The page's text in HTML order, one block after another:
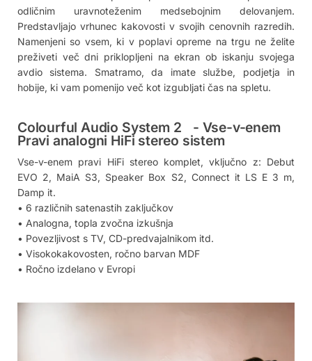
odličnim uravnoteženim medsebojnim delovanjem.
Predstavljajo vrhunec kakovosti v svojih cenovnih razredih.
Namenjeni so vsem, ki v poplavi opreme na trgu ne želite
preživeti več dni priklopljeni na ekran ob iskanju svojega
avdio sistema. Smatramo, da imate službe, podjetja in
hobije, ki vam pomenijo več kot izgubljati čas na spletu.
Colourful Audio System 2 - Vse-v-enem
Pravi analogni HiFi stereo sistem
Vse-v-enem pravi HiFi stereo komplet, vključno z: Debut
EVO 2, MaiA S3, Speaker Box S2, Connect it LS E 3 m,
Damp it.
• 6 različnih satenastih zaključkov
• Analogna, topla zvočna izkušnja
• Povezljivost s TV, CD-predvajalnikom itd.
• Visokokakovosten, ročno barvan MDF
• Ročno izdelano v Evropi